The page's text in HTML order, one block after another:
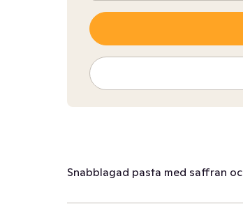
Snabblagad pasta med saffran